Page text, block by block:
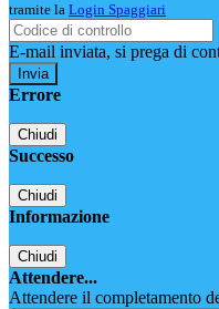
tramite la Login Spaggiari
E-mail inviata, si prega di
Errore
Chiudi
Successo
Chiudi
Informazione
Chiudi
Attendere...
Attendere il completamento